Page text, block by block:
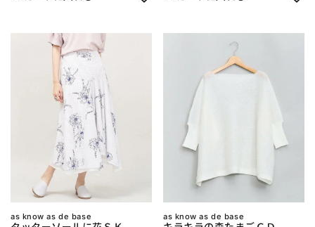
as know as de base as know as de base